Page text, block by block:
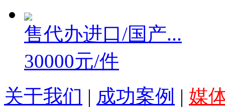
售代办进口/国产...
30000元/件
关于我们 | 成功案例 | 媒